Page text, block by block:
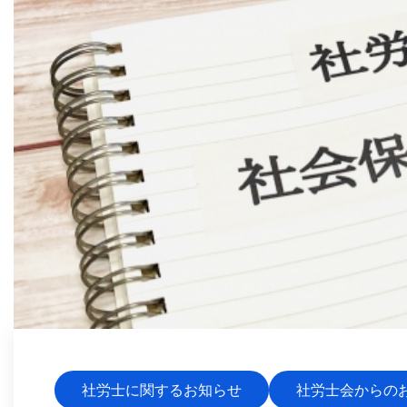
社労士に関するお知らせ 社労士会からの